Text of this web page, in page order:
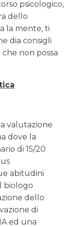
psicologico,
dello
la mente, ti
dia consigli
non possa
valutazione
dove la
di 15/20
abitudini
biologo
dello
di
ed una